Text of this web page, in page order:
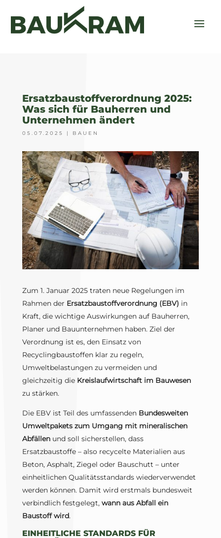
Ersatzbaustoffverordnung 2025:
Was sich für Bauherren und
Unternehmen ändert
05.07.2025 | BAUEN
Zum 1. Januar 2025 traten neue Regelungen im
Rahmen der Ersatzbaustoffverordnung (EBV) in
Kraft, die wichtige Auswirkungen auf Bauherren,
Planer und Bauunternehmen haben. Ziel der
Verordnung ist es, den Einsatz von
Recyclingbaustoffen klar zu regeln,
Umweltbelastungen zu vermeiden und
gleichzeitig die Kreislaufwirtschaft im Bauwesen
zu stärken.
Die EBV ist Teil des umfassenden Bundesweiten
Umweltpakets zum Umgang mit mineralischen
Abfällenund soll sicherstellen, dass
Ersatzbaustoffe – also recycelte Materialien aus
Beton, Asphalt, Ziegel oder Bauschutt – unter
einheitlichen Qualitätsstandards wiederverwendet
werden können. Damit wird erstmals bundesweit
verbindlich festgelegt, wann aus Abfall ein
Baustoff wird.
EINHEITLICHE STANDARDS FÜR